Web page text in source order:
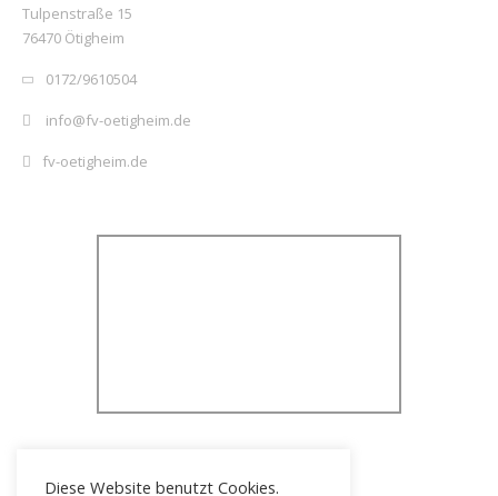
Tulpenstraße 15
76470 Ötigheim
0172/9610504
info@fv-oetigheim.de
fv-oetigheim.de
Diese Website benutzt Cookies.